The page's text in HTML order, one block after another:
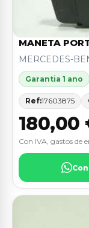
MANETA
MERCEDES-
Garantia 1 ano
Ref:17603875
180,00
Con IVA, gastos de